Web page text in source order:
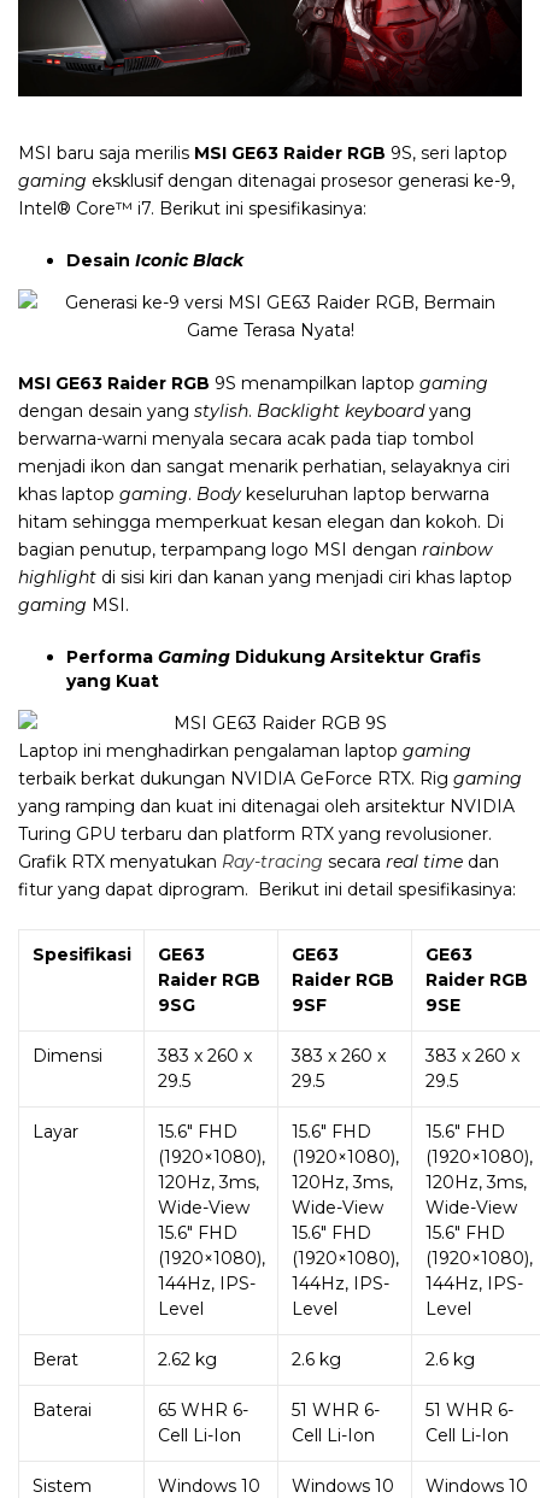
MSI baru saja merilis MSI GE63 Raider RGB 9S, seri laptop
gaming eksklusif dengan ditenagai prosesor generasi ke-9,
Intel® Core™ i7. Berikut ini spesifikasinya:
Desain Iconic Black
MSI GE63 Raider RGB 9S menampilkan laptop gaming
dengan desain yang stylish. Backlight keyboardyang
berwarna-warni menyala secara acak pada tiap tombol
menjadi ikon dan sangat menarik perhatian, selayaknya ciri
khas laptop gaming. Body keseluruhan laptop berwarna
hitam sehingga memperkuat kesan elegan dan kokoh. Di
bagian penutup, terpampang logo MSI dengan rainbow
highlight di sisi kiri dan kanan yang menjadi ciri khas laptop
gaming MSI.
Performa Gaming Didukung Arsitektur Grafis
yang Kuat
Laptop ini menghadirkan pengalaman laptop gaming
terbaik berkat dukungan NVIDIA GeForce RTX. Rig gaming
yang ramping dan kuat ini ditenagai oleh arsitektur NVIDIA
Turing GPU terbaru dan platform RTX yang revolusioner.
Grafik RTX menyatukan Ray-tracing secara real time dan
fitur yang dapat diprogram. Berikut ini detail spesifikasinya:
Spesifikasi
GE63
Raider RGB
9SG
GE63
Raider RGB
9SF
GE63
Raider RGB
9SE
Dimensi
383 x 260 x
29.5
383 x 260 x
29.5
383 x 260 x
29.5
Layar
15.6″ FHD
(1920×1080),
120Hz, 3ms,
Wide-View
15.6″ FHD
(1920×1080),
144Hz, IPS-
Level
15.6″ FHD
(1920×1080),
120Hz, 3ms,
Wide-View
15.6″ FHD
(1920×1080),
144Hz, IPS-
Level
15.6″ FHD
(1920×1080),
120Hz, 3ms,
Wide-View
15.6″ FHD
(1920×1080),
144Hz, IPS-
Level
Berat 2.62 kg 2.6 kg 2.6 kg
Baterai
65 WHR 6-
Cell Li-Ion
51 WHR 6-
Cell Li-Ion
51 WHR 6-
Cell Li-Ion
Sistem
Windows 10
Windows 10
Windows 10